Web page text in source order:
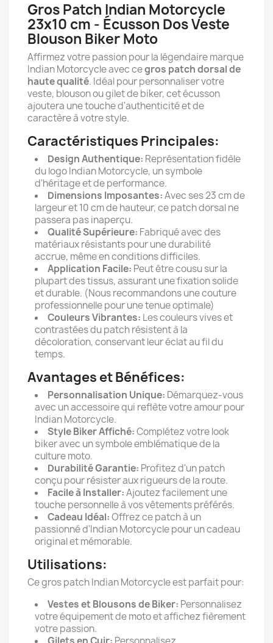
Gros Patch Indian Motorcycle
23x10 cm - Écusson Dos Veste
Blouson Biker Moto
Affirmez votre passion pour la légendaire marque
Indian Motorcycle avec cegros patch dorsal de
haute qualité. Idéal pour personnaliser votre
veste, blouson ou gilet de biker, cet écusson
ajoutera une touche d'authenticité et de
caractère à votre style.
Caractéristiques Principales:
Design Authentique: Représentation fidèle
du logo Indian Motorcycle, un symbole
d'héritage et de performance.
Dimensions Imposantes:Avec ses 23 cm de
largeur et 10 cm de hauteur, ce patch dorsal ne
passera pas inaperçu.
Qualité Supérieure: Fabriqué avec des
matériaux résistants pour une durabilité
accrue, même en conditions difficiles.
Application Facile: Peut être cousu sur la
plupart des tissus, assurant une fixation solide
et durable. (Nous recommandons une couture
professionnelle pour une tenue optimale)
Couleurs Vibrantes: Les couleurs vives et
contrastées du patch résistent à la
décoloration, conservant leur éclat au fil du
temps.
Avantages et Bénéfices:
Personnalisation Unique: Démarquez-vous
avec un accessoire qui reflète votre amour pour
Indian Motorcycle.
Style Biker Affiché:Complétez votre look
biker avec un symbole emblématique de la
culture moto.
Durabilité Garantie: Profitez d'un patch
conçu pour résister aux rigueurs de la route.
Facile à Installer:Ajoutez facilement une
touche personnelle à vos vêtements préférés.
Cadeau Idéal:Offrez ce patch à un
passionné d'Indian Motorcycle pour un cadeau
original et mémorable.
Utilisations:
Ce gros patch Indian Motorcycle est parfait pour:
Vestes et Blousons de Biker: Personnalisez
votre équipement de moto et affichez fièrement
votre passion.